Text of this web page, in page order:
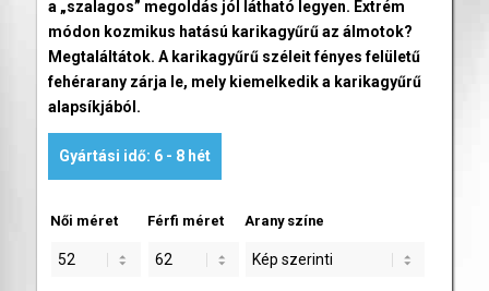
a „szalagos” megoldás jól látható legyen. Extrém
módon kozmikus hatású karikagyűrű az álmotok?
Megtaláltátok. A karikagyűrű széleit fényes felületű
fehérarany zárja le, mely kiemelkedik a karikagyűrű
alapsíkjából.
Gyártási idő: 6 - 8 hét
Női méret Férfi méret Arany színe